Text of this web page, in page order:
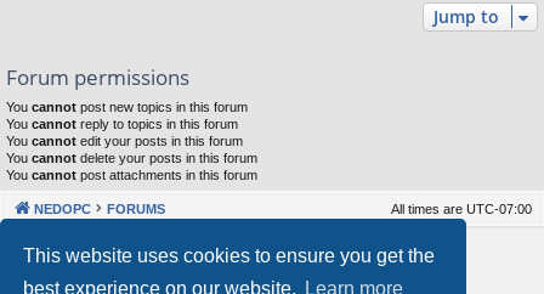
This website uses cookies to ensure you get the
best experience on our website.
Learn more
Jump to
Forum permissions
You cannot post new topics in this forum
You cannot reply to topics in this forum
You cannot edit your posts in this forum
You cannot delete your posts in this forum
You cannot post attachments in this forum
NEDOPC FORUMS All times are UTC-07:00
Powered by phpBB® Forum Software © phpBB Limited
Our VPS Hosting By RimuHosting